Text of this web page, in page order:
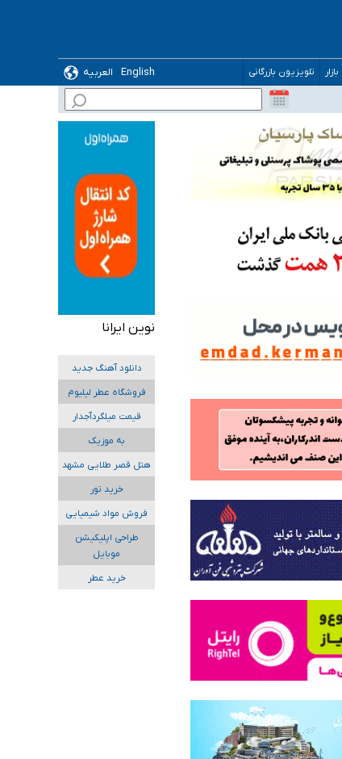
بازار تلویزیون بازرگانی English
العربیه
نوین ایرانا
دانلود آهنگ جدید
فروشگاه عطر لیلیوم
قیمت میلگردآجدار
به موزیک
هتل قصر طلایی مشهد
خرید تور
فروش مواد شیمیایی
طراحی اپلیکیشن
موبایل
خرید عطر